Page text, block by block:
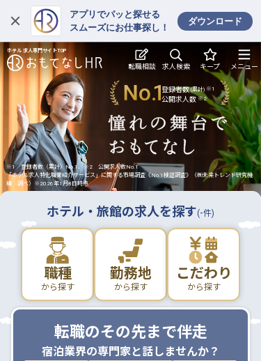
アプリでパッと探せる
スムーズにお仕事探し！
ダウンロード
ホテル 求人専門サイトTOP
転職相談 求人検索 キープ メニュー
ログイン
求人・施設を探す
キープした求人
就職・転職 合同説明会
おもてなしHRについて
ご利用の流れ
よくある質問
ホテル・宿泊業界情報コラム
無料 転職サポートに申し込む
登録者数(累計) ※1
公開求人数 ※2
※1 登録者数（累計）No.1、※2 公開求人数No.1
「ホテル求人特化職業紹介サービス」に関する市場調査《No.1検証調査》（㈱未来トレンド研究機
構 調べ）※2026年1月8日時点
ホテル・旅館の求人を探す(-件)
職種
から探す
勤務地
から探す
こだわり
から探す
転職のその先まで伴走
宿泊業界の専門家と話しませんか？